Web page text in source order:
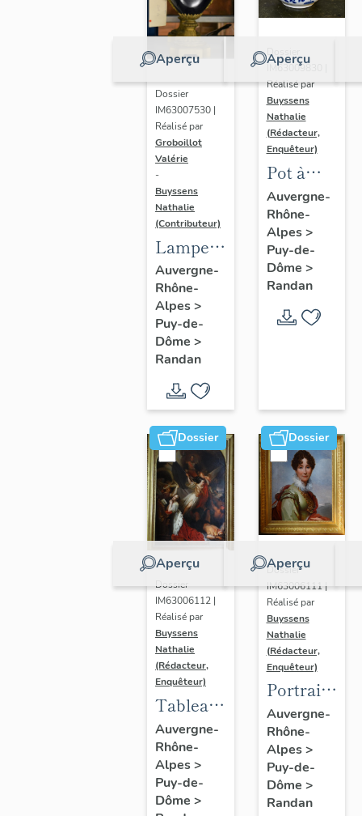
Aperçu
Dossier
IM63007530 |
Réalisé par
Groboillot
Valérie
-
Buyssens
Nathalie
(Contributeur)
Lampe à
pétrole
n° 1
Auvergne-
Rhône-
Alpes>
Puy-de-
Dôme >
Randan
Aperçu
Dossier
IM63009830 |
Réalisé par
Buyssens
Nathalie
(Rédacteur,
Enquêteur)
Pot à
crème n°
3
Auvergne-
Rhône-
Alpes>
Puy-de-
Dôme >
Randan
Dossier
Aperçu
Dossier
IM63006112 |
Réalisé par
Buyssens
Nathalie
(Rédacteur,
Enquêteur)
Tableau
d'Eugène
Romain
Van
Maldeghem
Auvergne-
Rhône-
Alpes>
Puy-de-
Dôme >
Dossier
Aperçu
Dossier
IM63006111 |
Réalisé par
Buyssens
Nathalie
(Rédacteur,
Enquêteur)
Portrait
d'Adélaïde
d'Orléans,
d'après
François
Gérard
Auvergne-
Rhône-
Alpes>
Puy-de-
Dôme >
Randan